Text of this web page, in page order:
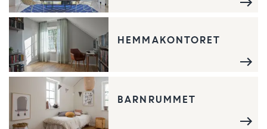
HEMMAKONTORET
BARNRUMMET